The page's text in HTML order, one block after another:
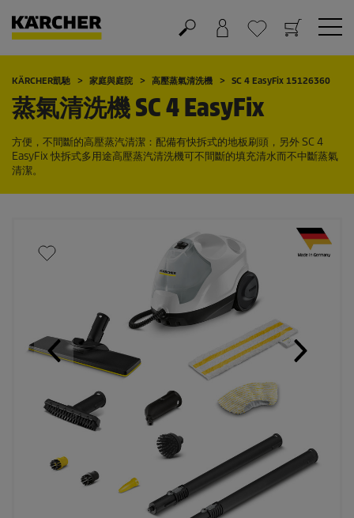
購物車
願望清單
KÄRCHER凱馳 家庭與庭院 高壓蒸氣清洗機 SC 4 EasyFix 15126360
蒸氣清洗機 SC 4EasyFix
方便，不間斷的高壓蒸汽清潔：配備有快拆式的地板刷頭，另外 SC 4
EasyFix 快拆式多用途高壓蒸汽清洗機可不間斷的填充清水而不中斷蒸氣
清潔。